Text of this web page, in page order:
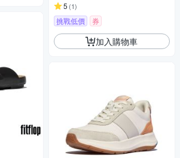
5 (1)
挑戰低價 券
加入購物車